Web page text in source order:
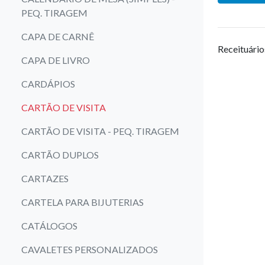
PEQ. TIRAGEM
CAPA DE CARNÊ
CAPA DE LIVRO
CARDÁPIOS
CARTÃO DE VISITA
CARTÃO DE VISITA - PEQ. TIRAGEM
CARTÃO DUPLOS
CARTAZES
CARTELA PARA BIJUTERIAS
CATÁLOGOS
CAVALETES PERSONALIZADOS